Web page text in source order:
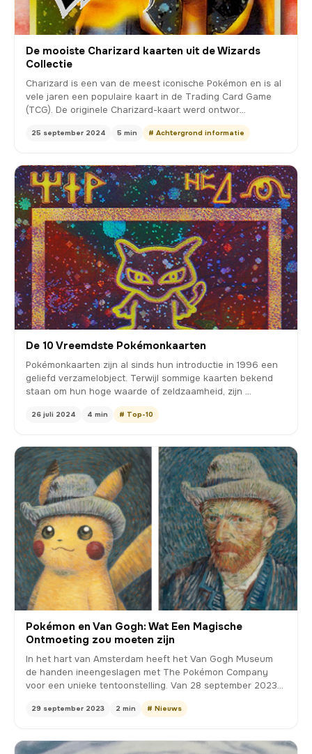
De mooiste Charizard kaarten uit de Wizards
Collectie
Charizard is een van de meest iconische Pokémon en is al
vele jaren een populaire kaart in de Trading Card Game
(TCG). De originele Charizard-kaart werd ontwor…
25 september 2024 5 min # Achtergrond informatie
De 10 Vreemdste Pokémonkaarten
Pokémonkaarten zijn al sinds hun introductie in 1996 een
geliefd verzamelobject. Terwijl sommige kaarten bekend
staan om hun hoge waarde of zeldzaamheid, zijn …
26 juli 2024 4 min # Top-10
Pokémon en Van Gogh: Wat Een Magische
Ontmoeting zou moeten zijn
In het hart van Amsterdam heeft het Van Gogh Museum
de handen ineengeslagen met The Pokémon Company
voor een unieke tentoonstelling. Van 28 september 2023
29 september 2023 2 min # Nieuws